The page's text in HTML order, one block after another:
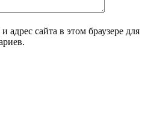
адрес сайта в этом браузере для